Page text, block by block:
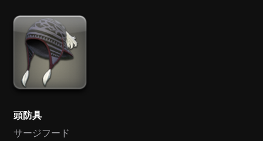
頭防具
サージフード